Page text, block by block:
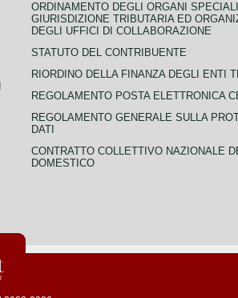
ORDINAMENTO DEGLI ORGANI SPECIALI
GIURISDIZIONE TRIBUTARIA ED
DEGLI UFFICI DI COLLABORAZIONE
STATUTO DEL CONTRIBUENTE
RIORDINO DELLA FINANZA DEGLI ENTI
REGOLAMENTO POSTA ELETTRONICA
REGOLAMENTO GENERALE SULLA
DATI
CONTRATTO COLLETTIVO NAZIONALE
DOMESTICO